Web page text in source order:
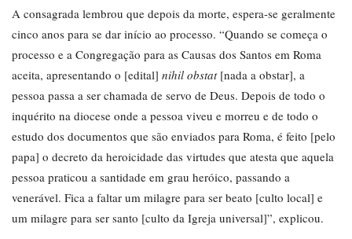
A consagrada lembrou que depois da morte, espera-se geralmente
cinco anos para se dar início ao processo. “Quando se começa o
processo e a Congregação para as Causas dos Santos em Roma
aceita, apresentando o [edital] nihil obstat[nada a obstar], a
pessoa passa a ser chamada de servo de Deus. Depois de todo o
inquérito na diocese onde a pessoa viveu e morreu e de todo o
estudo dos documentos que são enviados para Roma, é feito [pelo
papa] o decreto da heroicidade das virtudes que atesta que aquela
pessoa praticou a santidade em grau heróico, passando a
venerável. Fica a faltar um milagre para ser beato [culto local] e
um milagre para ser santo [culto da Igreja universal]”, explicou.